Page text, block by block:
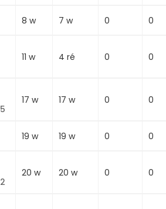
8 w 7 w 0 0
11 w 4 ré 0 0
17 w 17 w 0 0
19 w 19 w 0 0
20 w 20 w 0 0